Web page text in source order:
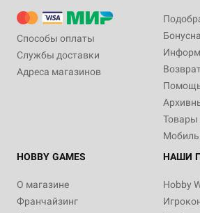
Способы оплаты
Службы доставки
Адреса магазинов
Товары
HOBBY GAMES
О магазине
Франчайзинг
НАШИ
Hobby